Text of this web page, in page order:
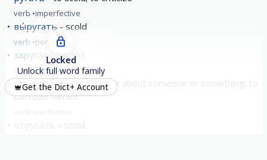
verb imperfective
вы́ругать scold
verb perfective
заруга́ть scold
verb perfective
обруга́ть
harshly speak about someone or something; to
call rude names
отруга́ть
Locked
Unlock full word family
Get the Dict+ Account